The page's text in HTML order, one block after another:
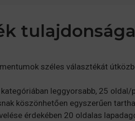
széles választékát
leggyorsabb, 25
köszönhetően egyszerűen
érdekében 20 oldalas